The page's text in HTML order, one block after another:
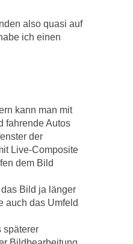
also quasi auf
ich einen
kann man mit
fahrende Autos
der
Live-Composite
dem Bild
Bild ja länger
auch das Umfeld
späterer